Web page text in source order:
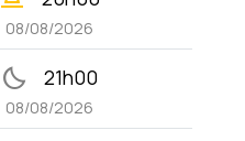
08/08/2026
bedtime 21h00
08/08/2026